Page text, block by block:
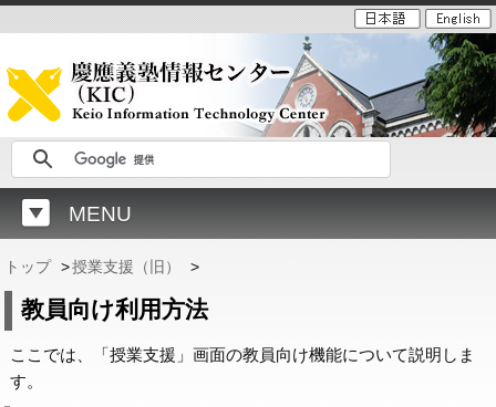
MENU
トップ >授業支援（旧） >
教員向け利用方法
ここでは、「授業支援」画面の教員向け機能について説明しま
す。